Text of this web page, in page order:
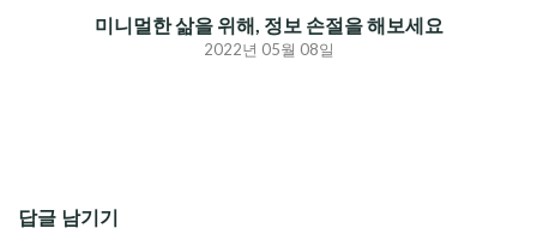
미니멀한 삶을 위해, 정보 손절을 해보세요
2022년 05월 08일
답글 남기기